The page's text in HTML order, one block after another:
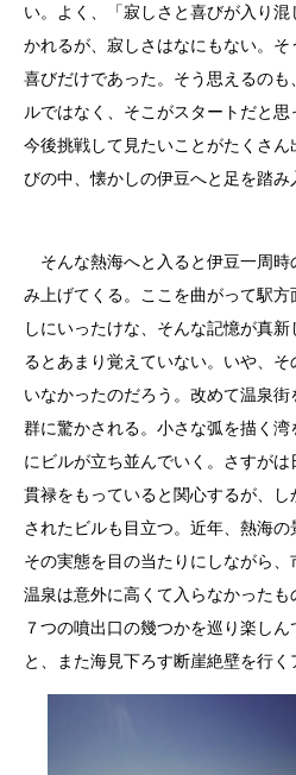
い。よく、「寂しさと喜びが入り
かれるが、寂しさはなにもない。
喜びだけであった。そう思えるの
ルではなく、そこがスタートだと
今後挑戦して見たいことがたくさ
びの中、懐かしの伊豆へと足を踏み
そんな熱海へと入ると伊豆一周時
み上げてくる。ここを曲がって駅
しにいったけな、そんな記憶が真
るとあまり覚えていない。いや、
いなかったのだろう。改めて温泉
群に驚かされる。小さな弧を描く
にビルが立ち並んでいく。さすが
貫禄をもっていると関心するが、
されたビルも目立つ。近年、熱海の
その実態を目の当たりにしながら
温泉は意外に高くて入らなかったも
７つの噴出口の幾つかを巡り楽し
と、また海見下ろす断崖絶壁を行く